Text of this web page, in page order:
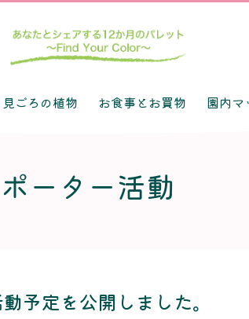
見ごろの植物 お食事とお買物 園内マ
ーター活動
予定を公開しました。